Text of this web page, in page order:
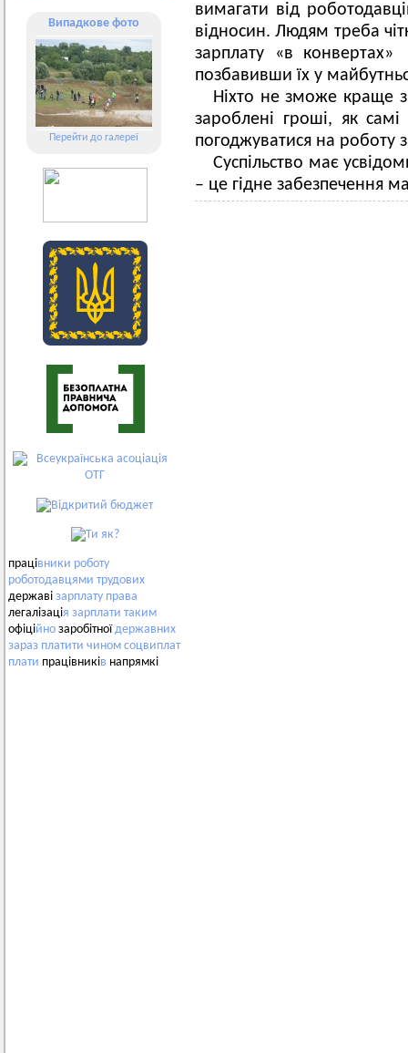
Випадкове фото
Перейти до галереї
працівники роботу
роботодавцями трудових
державі зарплату права
легалізація зарплати таким
офіційно заробітноїдержавних
зараз платити чином соцвиплат
плати працівників напрямкі
вимагати від
вiдносин. Людям треба
зарплату «в
позбавивши їх у
Ніхто не зможе краще
зароблені гроші, як
погоджуватися на роботу
Суспiльство має
– це гідне забезпечення